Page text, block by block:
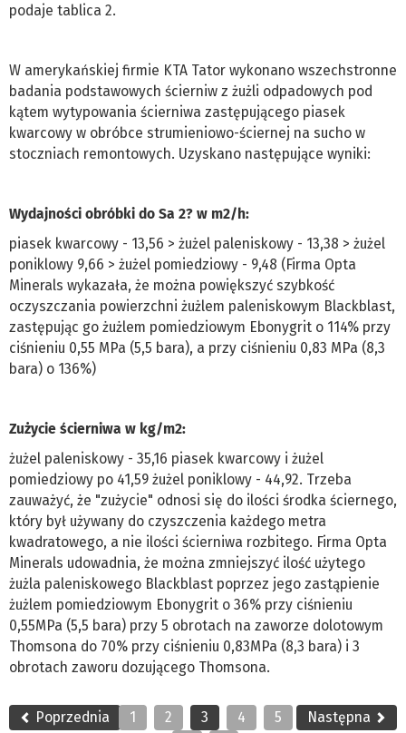
podaje tablica 2.
W amerykańskiej firmie KTA Tator wykonano wszechstronne
badania podstawowych ścierniw z żużli odpadowych pod
kątem wytypowania ścierniwa zastępującego piasek
kwarcowy w obróbce strumieniowo-ściernej na sucho w
stoczniach remontowych. Uzyskano następujące wyniki:
Wydajności obróbki do Sa 2? w m2/h:
piasek kwarcowy - 13,56 > żużel paleniskowy - 13,38 > żużel
poniklowy 9,66 > żużel pomiedziowy - 9,48 (Firma Opta
Minerals wykazała, że można powiększyć szybkość
oczyszczania powierzchni żużlem paleniskowym Blackblast,
zastępując go żużlem pomiedziowym Ebonygrit o 114% przy
ciśnieniu 0,55 MPa (5,5 bara), a przy ciśnieniu 0,83 MPa (8,3
bara) o 136%)
Zużycie ścierniwa w kg/m2:
żużel paleniskowy - 35,16 piasek kwarcowy i żużel
pomiedziowy po 41,59 żużel poniklowy - 44,92. Trzeba
zauważyć, że "zużycie" odnosi się do ilości środka ściernego,
który był używany do czyszczenia każdego metra
kwadratowego, a nie ilości ścierniwa rozbitego. Firma Opta
Minerals udowadnia, że można zmniejszyć ilość użytego
żużla paleniskowego Blackblast poprzez jego zastąpienie
żużlem pomiedziowym Ebonygrit o 36% przy ciśnieniu
0,55MPa (5,5 bara) przy 5 obrotach na zaworze dolotowym
Thomsona do 70% przy ciśnieniu 0,83MPa (8,3 bara) i 3
obrotach zaworu dozującego Thomsona.
Poprzednia 1 2 3 4
5
Następna